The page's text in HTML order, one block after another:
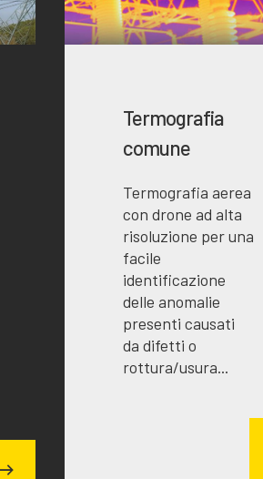
Termografia
comune
Termografia aerea
con drone ad alta
risoluzione per una
facile
identificazione
delle anomalie
presenti causati
da difetti o
rottura/usura...